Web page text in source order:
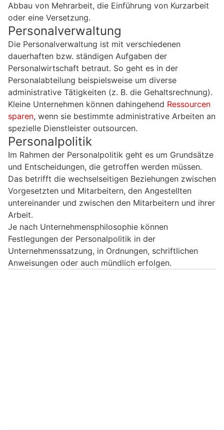
Abbau von Mehrarbeit, die Einführung von Kurzarbeit
oder eine Versetzung.
Personalverwaltung
Die Personalverwaltung ist mit verschiedenen
dauerhaften bzw. ständigen Aufgaben der
Personalwirtschaft betraut. So geht es in der
Personalabteilung beispielsweise um diverse
administrative Tätigkeiten (z. B. die Gehaltsrechnung).
Kleine Unternehmen können dahingehend Ressourcen
sparen, wenn sie bestimmte administrative Arbeiten an
spezielle Dienstleister outsourcen.
Personalpolitik
Im Rahmen der Personalpolitik geht es um Grundsätze
und Entscheidungen, die getroffen werden müssen.
Das betrifft die wechselseitigen Beziehungen zwischen
Vorgesetzten und Mitarbeitern, den Angestellten
untereinander und zwischen den Mitarbeitern und ihrer
Arbeit.
Je nach Unternehmensphilosophie können
Festlegungen der Personalpolitik in der
Unternehmenssatzung, in Ordnungen, schriftlichen
Anweisungen oder auch mündlich erfolgen.